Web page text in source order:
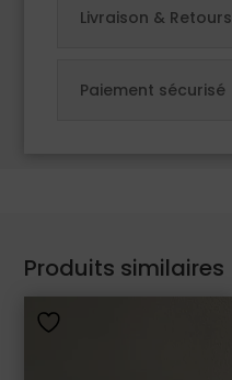
Livraison & Retours
Paiement sécurisé
Produits similaires